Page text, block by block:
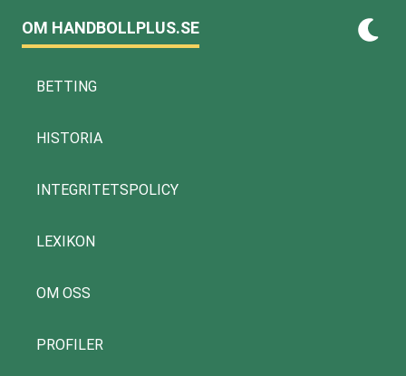
OM HANDBOLLPLUS.SE
BETTING
HISTORIA
INTEGRITETSPOLICY
LEXIKON
OM OSS
PROFILER